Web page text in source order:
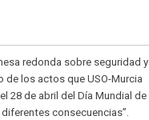
redonda sobre seguridad y
de los actos que USO-Murcia
28 de abril del Día Mundial de
consecuencias”.